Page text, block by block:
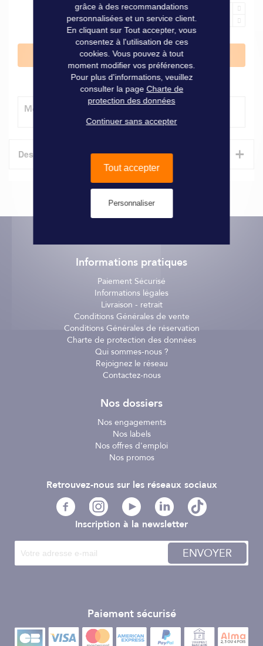
Ajouter au panier
Modes de livraison
Description +
Queue de carpe Yamaha 40/70 CV ou Mercury 40/60 CV.
Informations pratiques
Paiement Sécurisé
Informations légales
Livraison - retrait
Conditions Générales de vente
Conditions Générales de réservation
Charte de protection des données
Qui sommes-nous ?
Rejoignez le réseau
Contactez-nous
Nos dossiers
Nos engagements
Nos labels
Nos offres d'emploi
Nos promos
Inscription à la newsletter
ENVOYER
Paiement sécurisé
Retrouvez-nous sur les réseaux sociaux
grâce à des recommandations
personnalisées et un service client.
En cliquant sur Tout accepter, vous
consentez à l'utilisation de ces
cookies. Vous pouvez à tout
moment modifier vos préférences.
Pour plus d'informations, veuillez
consulter la page Charte de
protection des données
Continuer sans accepter
Tout accepter
Personnaliser